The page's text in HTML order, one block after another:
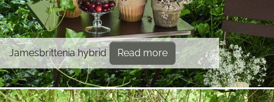
Jamesbrittenia hybrid Read more